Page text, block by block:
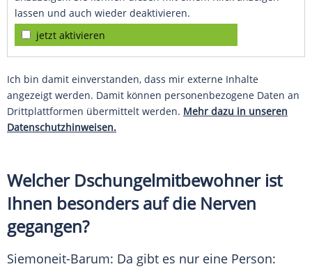
lassen und auch wieder deaktivieren.
jetzt aktivieren
Ich bin damit einverstanden, dass mir externe Inhalte
angezeigt werden. Damit können personenbezogene Daten an
Drittplattformen übermittelt werden. Mehr dazu in unseren
Datenschutzhinweisen.
Welcher Dschungelmitbewohner ist
Ihnen besonders auf die Nerven
gegangen?
Siemoneit-Barum: Da gibt es nur eine Person: